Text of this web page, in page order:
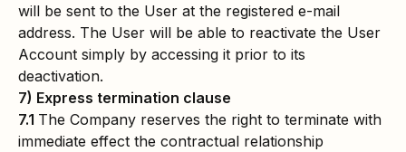
will be sent to the User at the registered e-mail
address. The User will be able to reactivate the User
Account simply by accessing it prior to its
deactivation.
7) Express termination clause
7.1 The Company reserves the right to terminate with
immediate effect the contractual relationship